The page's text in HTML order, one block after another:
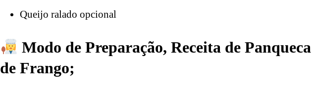
Queijo ralado opcional
Modo de Preparação, Receita de
de Frango;